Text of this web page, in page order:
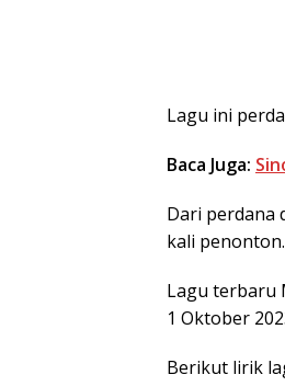
Lagu ini
Baca Juga:
Dari perdana
kali penonton.
Lagu terbaru
1 Oktober
Berikut lirik